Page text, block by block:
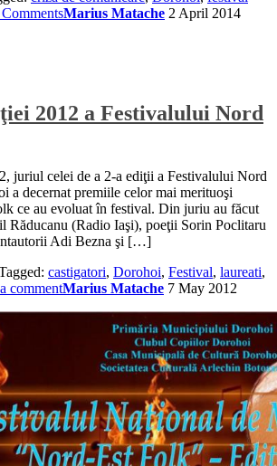
Marius Matache 2 April 2014
2012 a Festivalului Nord
juriul celei de a 2-a ediţii a Festivalului Nord
a decernat premiile celor mai merituoşi
ce au evoluat în festival. Din juriu au făcut
Răducanu (Radio Iaşi), poeţii Sorin Poclitaru
Adi Bezna şi […]
castigatori, Dorohoi, Festival, laureati,
commentMarius Matache 7 May 2012